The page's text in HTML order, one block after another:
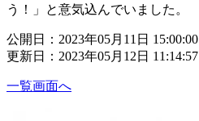
う！」と意気込んでいました。
公開日：2023年05月11日 15:00:00
更新日：2023年05月12日 11:14:57
一覧画面へ